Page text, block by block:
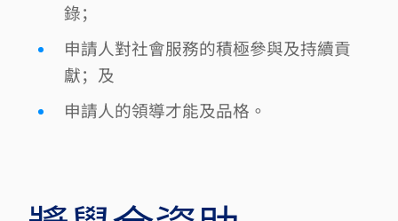
錄；
申請人對社會服務的積極參與及持續貢
獻；及
申請人的領導才能及品格。